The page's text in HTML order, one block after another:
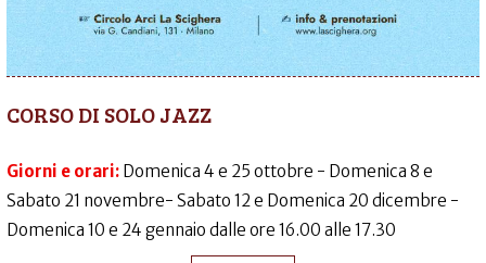
CORSO DI SOLO JAZZ
Giorni e orari: Domenica 4 e 25 ottobre - Domenica 8 e
Sabato 21 novembre- Sabato 12 e Domenica 20 dicembre -
Domenica 10 e 24 gennaio dalle ore 16.00 alle 17.30